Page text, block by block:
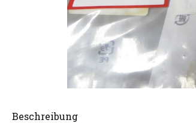
Beschreibung